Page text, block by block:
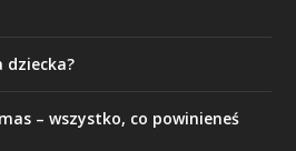
dziecka?
– wszystko, co powinieneś